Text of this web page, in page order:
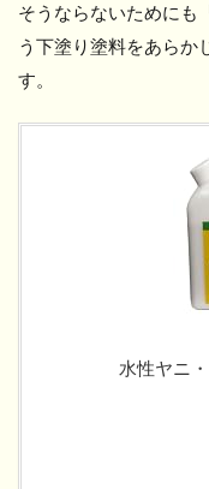
そうならないためにも
う下塗り塗料をあらか
す。
水性ヤニ